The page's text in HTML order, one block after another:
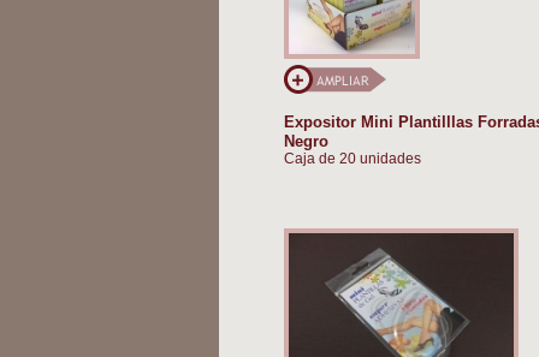
Expositor Mini Plantilllas
Negro
Caja de 20 unidades